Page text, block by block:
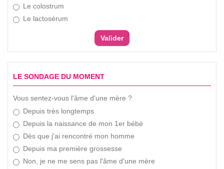
Le colostrum
Le lactosérum
LE SONDAGE DU MOMENT
Vous sentez-vous l'âme d'une mère ?
Depuis très longtemps
Depuis la naissance de mon 1er bébé
Dès que j'ai rencontré mon homme
Depuis ma première grossesse
Non, je ne me sens pas l'âme d'une mère